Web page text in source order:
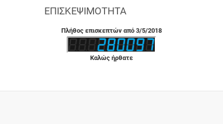
ΕΠΙΣΚΕΨΙΜΌΤΗΤΑ
Πλήθος επισκεπτών από 3/5/2018
Καλώς ήρθατε